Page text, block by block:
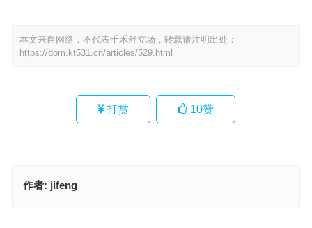
本文来自网络，不代表千禾舒立场，转载请注明出处：
https://dom.kt531.cn/articles/529.html
打赏 10赞
作者: jifeng